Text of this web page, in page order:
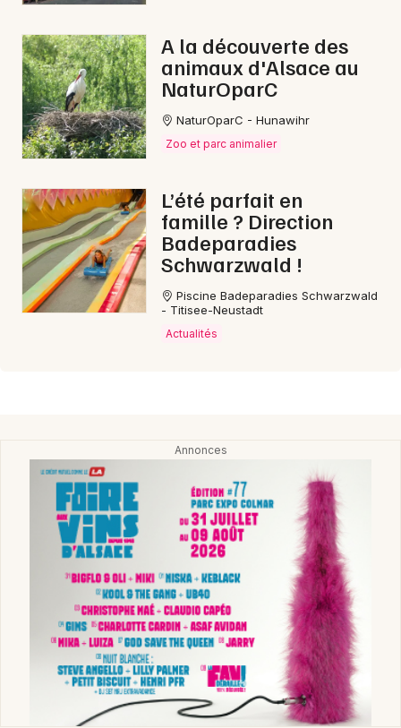
A la découverte des
animaux d'Alsace au
NaturOparC
NaturOparC - Hunawihr
Zoo et parc animalier
L’été parfait en
famille ? Direction
Badeparadies
Schwarzwald !
Piscine Badeparadies Schwarzwald
- Titisee-Neustadt
Actualités